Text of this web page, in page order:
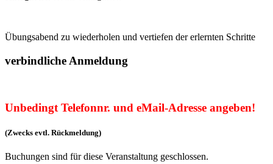
Übungsabend zu wiederholen und vertiefen der erlernten Schritte
verbindliche Anmeldung
Unbedingt Telefonnr. und eMail-Adresse angeben!
(Zwecks evtl. Rückmeldung)
Buchungen sind für diese Veranstaltung geschlossen.